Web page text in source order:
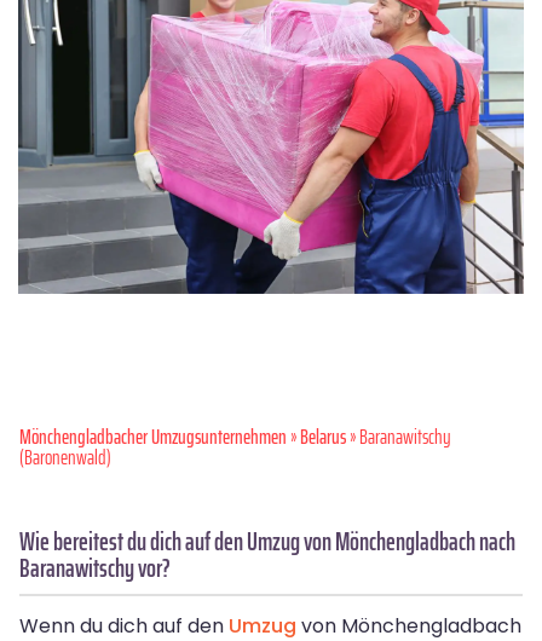
Mönchen­gladbacher Umzugsunternehmen»Belarus» Baranawitschy
(Baronenwald)
Wie bereitest du dich auf den Umzug von Mönchengladbach nach
Baranawitschy vor?
Wenn du dich auf den Umzug von Mönchengladbach